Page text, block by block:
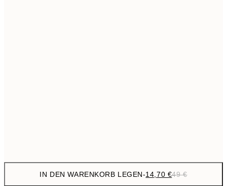
IN DEN WARENKORB LEGEN-14,70 €49 €